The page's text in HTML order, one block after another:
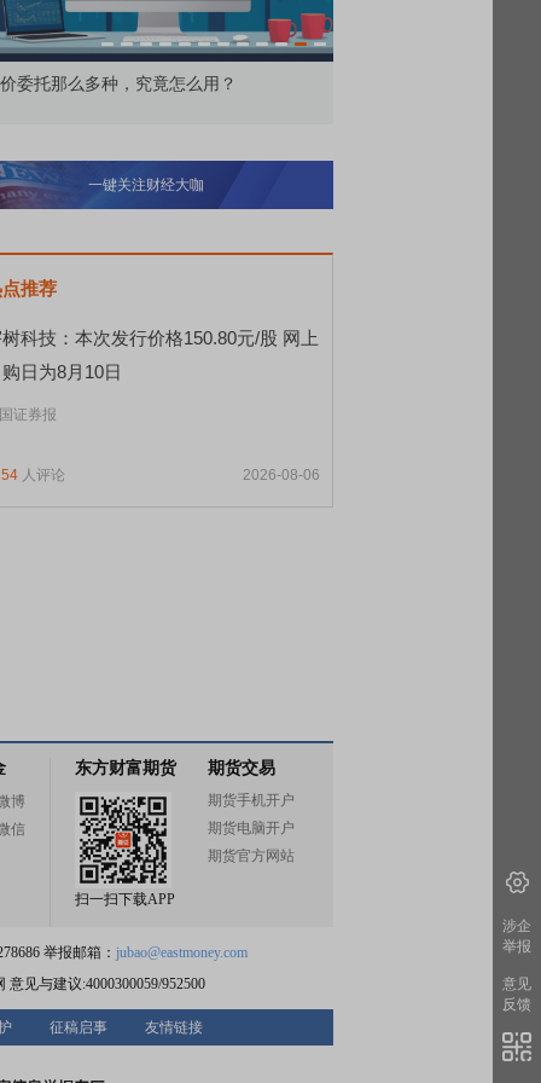
委托那么多种，究竟怎么用？
一键关注财经大咖
推荐
科技：本次发行价格150.80元/股 网上
日为8月10日
证券报
人评论 2026-08-06
博
信
东方财富期货
扫一扫下载APP
期货交易
期货手机开户
期货电脑开户
期货官方网站
举报邮箱： jubao@eastmoney.com
意见与建议:4000300059/952500
征稿启事 友情链接
涉企
举报
意见
反馈